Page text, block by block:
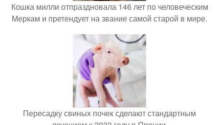
Кошка милли отпраздновала 146 лет по человеческим
Меркам и претендует на звание самой старой в мире.
Пересадку свиных почек сделают стандартным